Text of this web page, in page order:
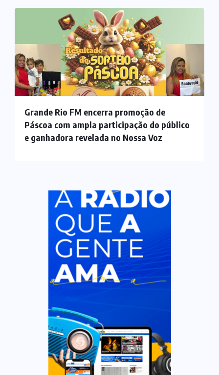
Grande Rio FM encerra promoção de
Páscoa com ampla participação do público
e ganhadora revelada no Nossa Voz